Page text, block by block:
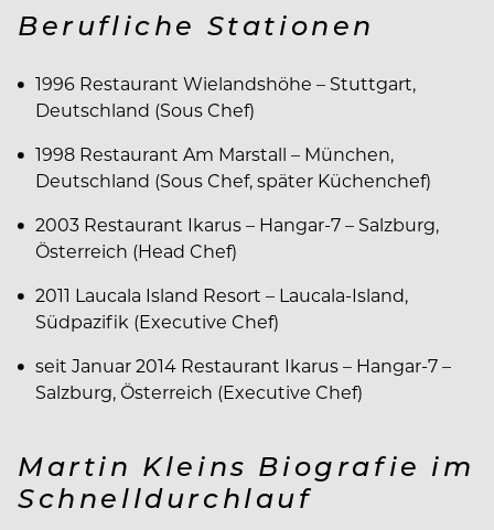
Berufliche Stationen
1996 Restaurant Wielandshöhe – Stuttgart,
Deutschland (Sous Chef)
1998 Restaurant Am Marstall – München,
Deutschland (Sous Chef, später Küchenchef)
2003 Restaurant Ikarus – Hangar-7 – Salzburg,
Österreich (Head Chef)
2011 Laucala Island Resort – Laucala-Island,
Südpazifik (Executive Chef)
seit Januar 2014 Restaurant Ikarus – Hangar-7 –
Salzburg, Österreich (Executive Chef)
Martin Kleins Biografie im
Schnelldurchlauf